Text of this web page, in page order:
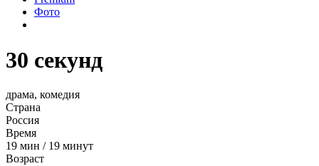
Фото
30 секунд
драма, комедия
Страна
Россия
Время
19 мин / 19 минут
Возраст